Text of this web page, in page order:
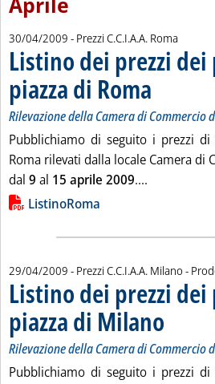
30/04/2009 - Prezzi C.C.I.A.A. Roma
Listino dei prezzi
piazza di Roma . Sottotitolo:
. Pubblicata
Rilevazione della Camera di Commercio
Pubblichiamo di seguito i prezzi
Roma rilevati dalla locale Camera
dal 9 al 15 aprile 2009....
Lista allegati PDF alla
ListinoRoma
29/04/2009 - Prezzi C.C.I.A.A. Milano -
Listino dei prezzi
piazza di Milano ..
Rilevazione della Camera di Commercio
Pubblichiamo di seguito i prezzi